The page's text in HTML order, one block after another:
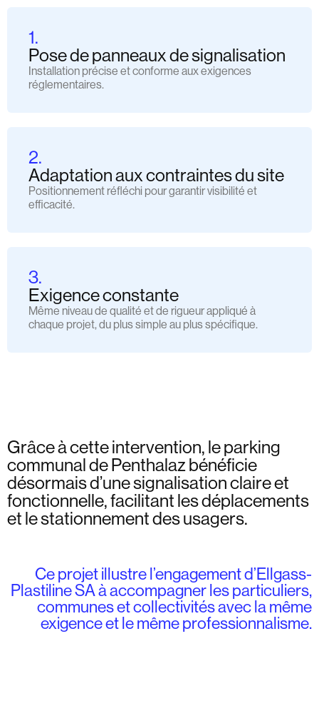
1.
Pose de panneaux de signalisation
Installation précise et conforme aux exigences
réglementaires.
2.
Adaptation aux contraintes du site
Positionnement réfléchi pour garantir visibilité et
efficacité.
3.
Exigence constante
Même niveau de qualité et de rigueur appliqué à
chaque projet, du plus simple au plus spécifique.
Grâce à cette intervention, le parking
communal de Penthalaz bénéficie
désormais d’une signalisation claire et
fonctionnelle, facilitant les déplacements
et le stationnement des usagers.
Ce projet illustre l’engagement d’Ellgass-
Plastiline SA à accompagner les particuliers,
communes et collectivités avec la même
exigence et le même professionnalisme.